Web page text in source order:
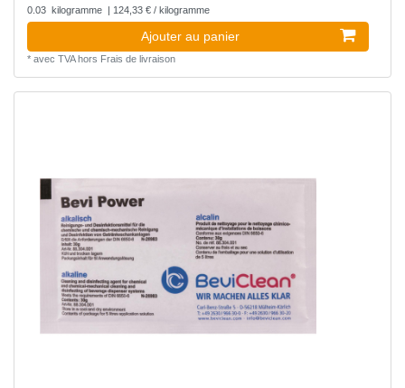
0.03 kilogramme | 124,33 € / kilogramme
Ajouter au panier
* avec TVAhors Frais de livraison